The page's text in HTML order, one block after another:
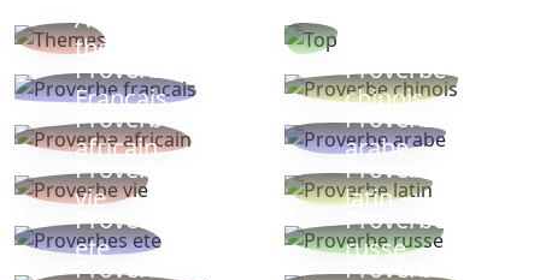
Autres
thèmes
Proverbe
Français
Proverbe
chinois
Proverbe
africain
Proverbe
arabe
Proverbe
vie
Proverbe
latin
Proverbes
ete
Proverbe
russe
Proverbe
Proverbe